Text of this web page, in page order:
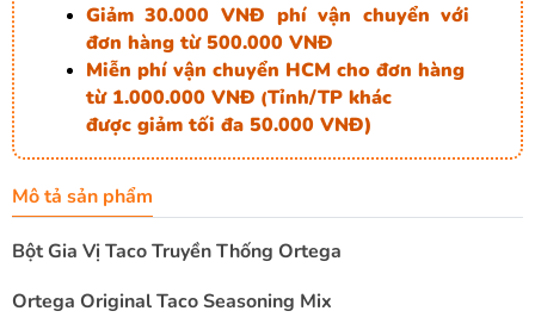
Giảm 30.000 VNĐ phí vận chuyển với
đơn hàng từ 500.000 VNĐ
Miễn phí vận chuyển HCM cho đơn hàng
từ 1.000.000 VNĐ (Tỉnh/TP khác
được giảm tối đa 50.000 VNĐ)
Mô tả sản phẩm
Bột Gia Vị Taco Truyền Thống Ortega
Ortega Original Taco Seasoning Mix